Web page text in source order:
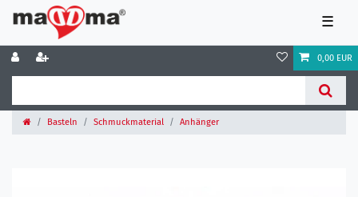
☰
0,00 EUR
Basteln Schmuckmaterial Anhänger